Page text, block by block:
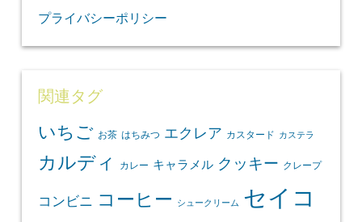
プライバシーポリシー
関連タグ
いちご お茶 はちみつ エクレア カスタード カステラ
カルディ カレー キャラメル クッキー クレープ
コンビニ コーヒー シュークリーム セイコ